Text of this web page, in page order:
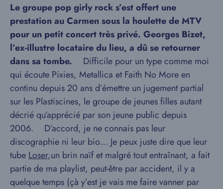
Le groupe pop girly rock s’est offert une
prestation au Carmen sous la houlette de MTV
pour un petit concert très privé. Georges Bizet,
l’ex-illustre locataire du lieu, a dû se retourner
dans sa tombe. Difficile pour un type comme moi
qui écoute Pixies, Metallica et Faith No More en
continu depuis 20 ans d’émettre un jugement partial
sur les Plastiscines, le groupe de jeunes filles autant
décrié qu’apprécié par son jeune public depuis
2006. D’accord, je ne connais pas leur
discographie ni leur bio… Je peux juste dire que leur
tube Loser,un brin naïf et malgré tout entraînant, a fait
partie de ma playlist, peut-être par accident, il y a
quelque temps (çà y’est je vais me faire vanner par